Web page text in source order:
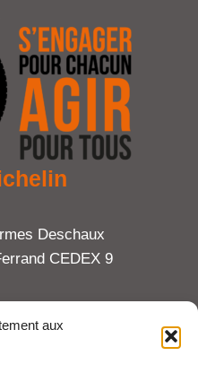
aux
Deschaux
CEDEX 9
27 23 81